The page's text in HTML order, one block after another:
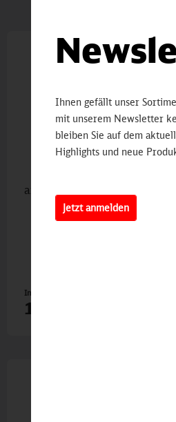
artbottles.de Glas-
Inhalt
19,90 €
Ihnen gefällt unser
mit unserem Newsletter
bleiben Sie auf dem
Highlights und neue
Jetzt anmelden